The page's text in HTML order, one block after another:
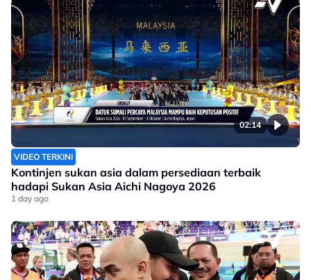
02:14
VIDEO TERKINI
Kontinjen sukan asia dalam persediaan terbaik
hadapi Sukan Asia Aichi Nagoya 2026
1 day ago